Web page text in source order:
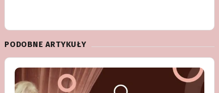
PODOBNE ARTYKUŁY